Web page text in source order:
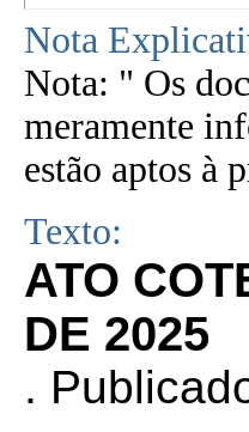
Nota
Nota: " Os
meramente
estão aptos à
Texto:
ATO
DE 2025
.